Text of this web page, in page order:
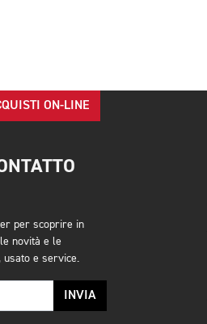
ON-LINE
per scoprire in
novità e le
usato e service.
INVIA